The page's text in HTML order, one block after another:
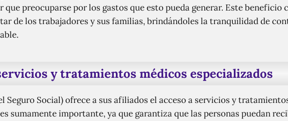
preocuparse por los gastos que esto pueda generar. Este beneficio
de los trabajadores y sus familias, brindándoles la tranquilidad de
y tratamientos médicos especializados
Seguro Social) ofrece a sus afiliados el acceso a servicios y
sumamente importante, ya que garantiza que las personas puedan